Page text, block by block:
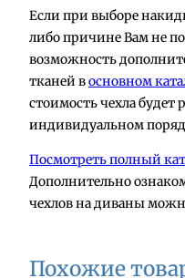
д
к
а
н
а
д
в
а
н
4
Если при выборе
либо причине Вам не
возможность
тканей восновном
стоимость чехла будет
индивидуальном
Посмотреть полный
Дополнительно
чехлов на диваны
Похожие